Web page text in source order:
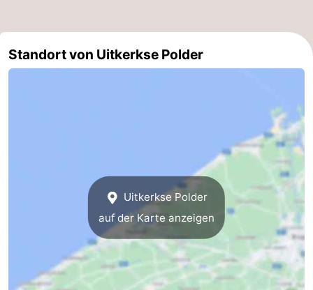
Natur
Het
Westflandern
-
Zwin
Heist
Zeebrugge
Standort von Uitkerkse Polder
Uitkerkse Polder
auf der Karte anzeigen